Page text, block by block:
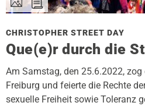
CHRISTOPHER STREET DAY
Que(e)r durch die
Am Samstag, den 25.6.2022, zog
Freiburg und feierte die Rechte
sexuelle Freiheit sowie Toleranz